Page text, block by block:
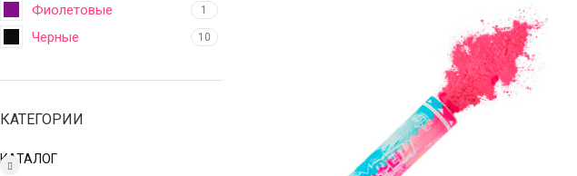
Фиолетовые 1
Черные 10
КАТЕГОРИИ
КАТАЛОГ